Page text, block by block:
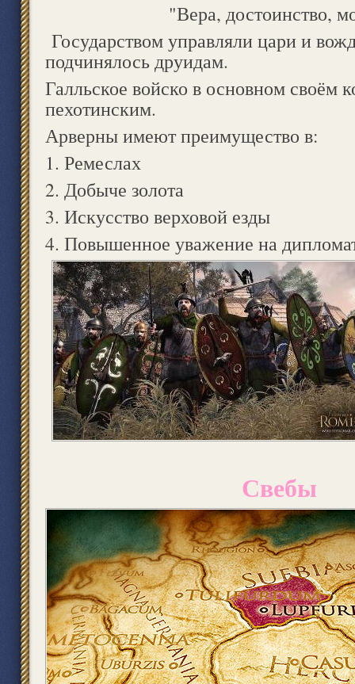
"Вера, достоинство,
Государством управляли цари и
подчинялось друидам.
Галльское войско в основном своём
пехотинским.
Арверны имеют преимущество в:
1. Ремеслах
2. Добыче золота
3. Искусство верховой езды
4. Повышенное уважение на
Свебы